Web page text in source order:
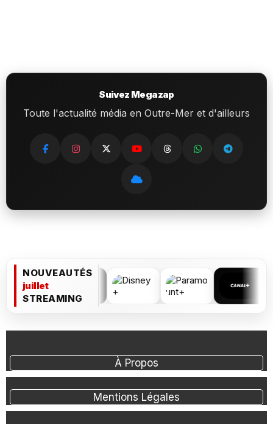
Suivez Megazap
Toute l'actualité média en Outre-Mer et d'ailleurs
NOUVEAUTÉS
juillet
STREAMING
À Propos
Mentions Légales